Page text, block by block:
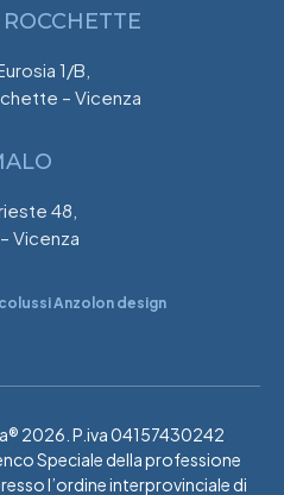
1/B,
– Vicenza
48,
Vicenza
Anzolon design
2026. P.iva 04157430242
Speciale della professione
l’ordine interprovinciale di